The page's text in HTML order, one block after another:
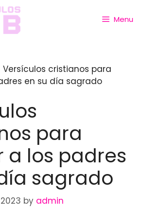
Menu
Versículos cristianos para
en su día sagrado
para
a los padres
sagrado
by admin